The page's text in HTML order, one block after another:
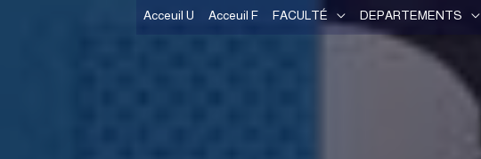
Acceuil U Acceuil F FACULTÉ DEPARTEMENTS